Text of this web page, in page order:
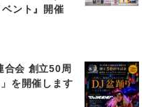
ント』開催
合会 創立50周
を開催します